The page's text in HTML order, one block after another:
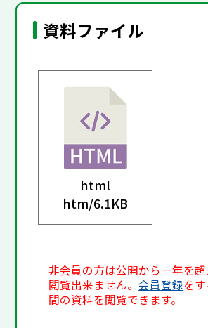
資料ファイル
html
htm/6.1KB
非会員の方は公開から一年を
閲覧出来ません。会員登録を
間の資料を閲覧できます。